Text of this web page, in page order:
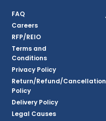
FAQ
Careers
RFP/REIO
Terms and
Conditions
Privacy Policy
Return/Refund/Cancellation
Policy
Delivery Policy
Legal Causes